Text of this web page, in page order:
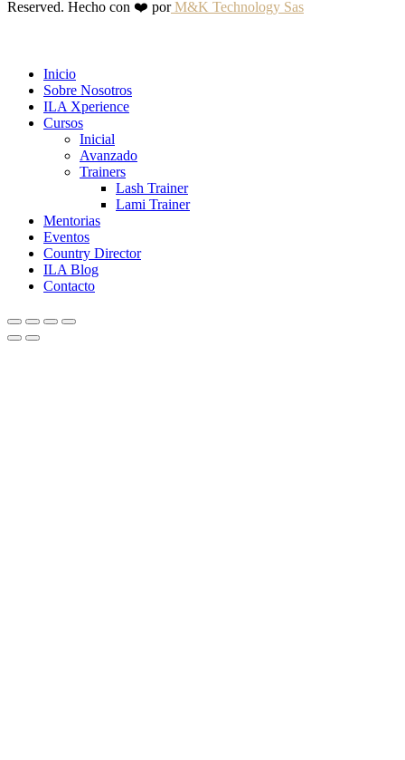
Reserved. Hecho con ❤️ porM&K Technology Sas
Inicio
Sobre Nosotros
ILA Xperience
Cursos
Inicial
Avanzado
Trainers
Lash Trainer
Lami Trainer
Mentorias
Eventos
Country Director
ILA Blog
Contacto